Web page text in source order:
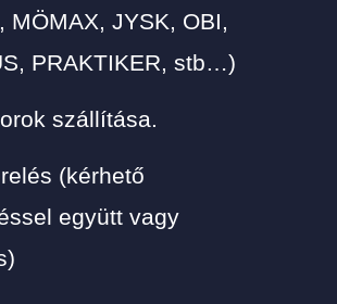
MÖMAX, JYSK, OBI,
PRAKTIKER, stb…)
szállítása.
(kérhető
együtt vagy